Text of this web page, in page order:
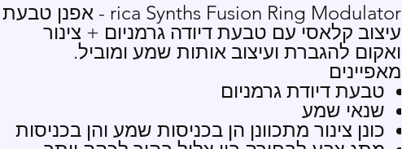
rica Synths Fusion Ring Modulator - אפנן טבעת
עיצוב קלאסי עם טבעת דיודה גרמניום + צינור
ואקום להגברת ועיצוב אותות שמע ומוביל.
מאפיינים
טבעת דיודת גרמניום
שנאי שמע
כונן צינור מתכוונן הן בכניסות שמע והן בכניסות